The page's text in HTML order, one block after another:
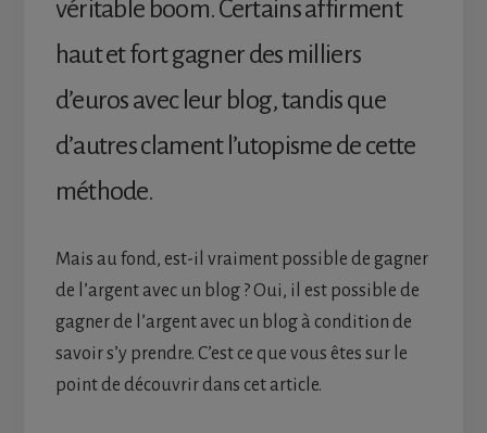
véritable boom. Certains affirment
haut et fort gagner des milliers
d’euros avec leur blog, tandis que
d’autres clament l’utopisme de cette
méthode.
Mais au fond, est-il vraiment possible de gagner
de l’argent avec un blog ? Oui, il est possible de
gagner de l’argent avec un blog à condition de
savoir s’y prendre. C’est ce que vous êtes sur le
point de découvrir dans cet article.